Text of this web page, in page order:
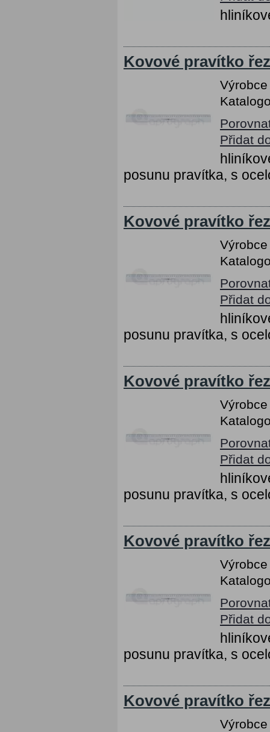
Kovové pravítko
Přidat
posunu pravítka, s
Kovové pravítko
Přidat
posunu pravítka, s
Kovové pravítko
Přidat
posunu pravítka, s
Kovové pravítko
Přidat
posunu pravítka, s
Kovové pravítko